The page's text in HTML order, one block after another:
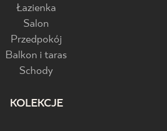
Łazienka
Salon
Przedpokój
Balkon i taras
Schody
KOLEKCJE